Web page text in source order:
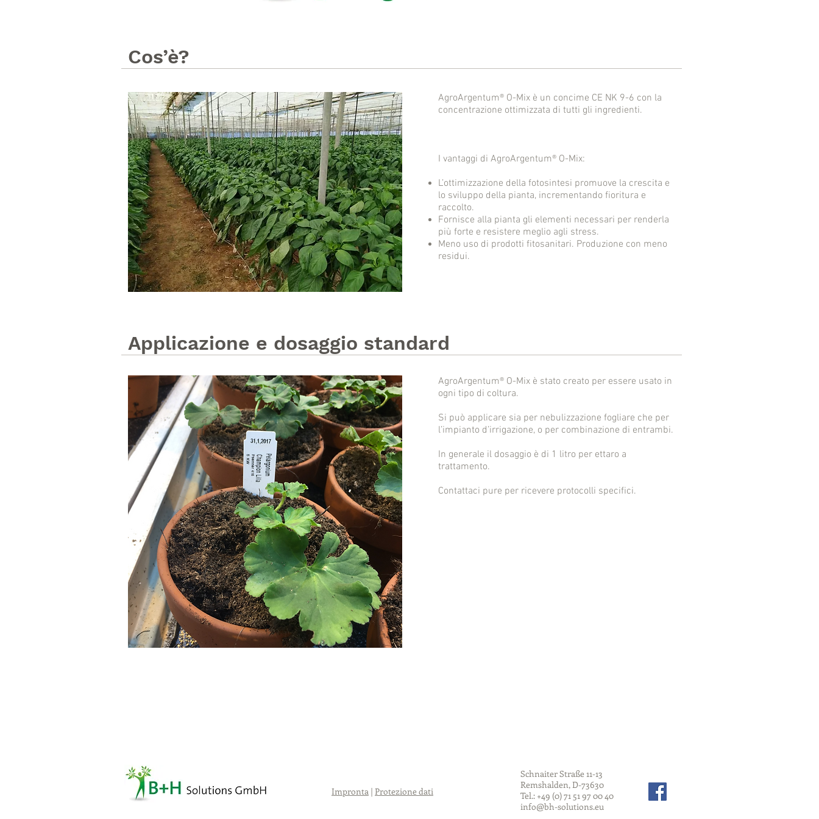
Cos’è?
AgroArgentum® O-Mix è un concime CE NK 9-6 con la
concentrazione ottimizzata di tutti gli ingredienti.
I vantaggi di AgroArgentum® O-Mix:
L’ottimizzazione della fotosintesi promuove la crescita e
lo sviluppo della pianta, incrementando fioritura e
raccolto.
Fornisce alla pianta gli elementi necessari per renderla
più forte e resistere meglio agli stress.
Meno uso di prodotti fitosanitari. Produzione con meno
residui.
Applicazione e dosaggio standard
AgroArgentum® O-Mix è stato creato per essere usato in
ogni tipo di coltura.
Si può applicare sia per nebulizzazione fogliare che per
l’impianto d’irrigazione, o per combinazione di entrambi.
In generale il dosaggio è di 1 litro per ettaro a
trattamento.
Contattaci pure per ricevere protocolli specifici.
Impronta | Protezione dati
Schnaiter Straße 11-13
Remshalden, D-73630
Tel.: +49 (0) 71 51 97 00 40
info@bh-solutions.eu